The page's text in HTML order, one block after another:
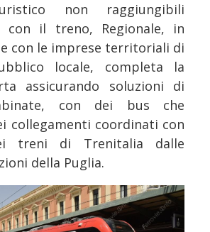
non raggiungibili
con il treno, Regionale, in
con le imprese territoriali di
locale, completa la
assicurando soluzioni di
con dei bus che
collegamenti coordinati con
treni di Trenitalia dalle
della Puglia.